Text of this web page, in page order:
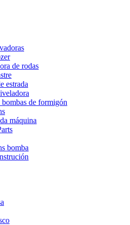
de rodas
estrada
bombas de formigón
máquina
bomba